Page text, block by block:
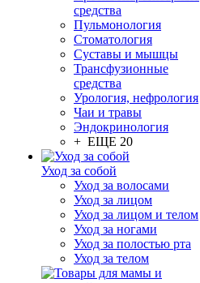
средства
Пульмонология
Стоматология
Суставы и мышцы
Трансфузионные
средства
Урология, нефрология
Чаи и травы
Эндокринология
+ ЕЩЕ 20
Уход за собой
Уход за волосами
Уход за лицом
Уход за лицом и телом
Уход за ногами
Уход за полостью рта
Уход за телом